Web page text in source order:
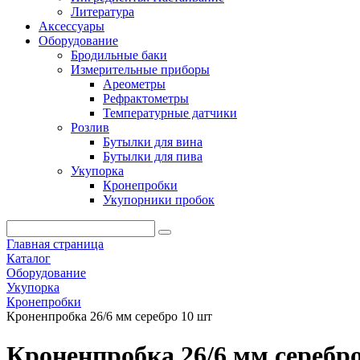
Литература
Аксессуары
Оборудование
Бродильные баки
Измерительные приборы
Ареометры
Рефрактометры
Температурные датчики
Розлив
Бутылки для вина
Бутылки для пива
Укупорка
Кронепробки
Укупорники пробок
Главная страница
Каталог
Оборудование
Укупорка
Кронепробки
Кроненпробка 26/6 мм серебро 10 шт